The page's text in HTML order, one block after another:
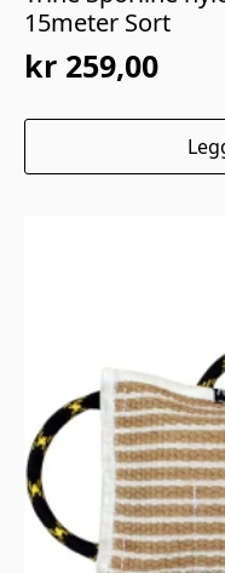
15meter Sort
kr 259,00